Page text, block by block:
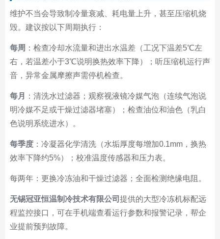
维护不当会导致制冷量衰减、耗电量上升，甚至压缩机烧
毁。建议按以下周期执行：
每周 ：检查冷却水流量和进出水温差（工况下温差5℃左
右，若温差小于3℃说明换热效率下降）；听压缩机运行声
音，异常金属摩擦声需停机检查。
每月
：清洗水过滤器；观察视液镜冷媒气泡（连续气泡说
明冷媒不足或干燥过滤器堵塞）；检查油位和油色（乳白
色说明系统进水）。
每季度：冷凝器化学清洗（水垢厚度每增加0.1mm，换热
效率下降约5%）；校准温度传感器和压力表。
每两年：更换冷冻油和干燥过滤器；全面检测绝缘电阻。
无锡冠亚恒温制冷技术有限公司 提供的大型冷冻机标配远
程监控接口，可在手机端查看运行参数和报警记录，帮企
业提前预判故障。